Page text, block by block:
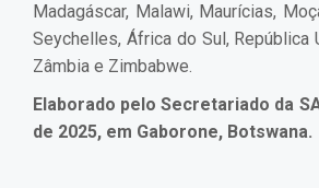
Madagáscar, Malawi, Maurícias,
Seychelles, África do Sul, República
Zâmbia e Zimbabwe.
Elaborado pelo Secretariado da
de 2025, em Gaborone, Botswana.